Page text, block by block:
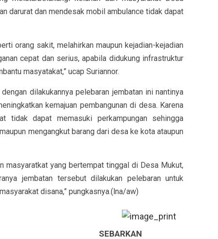
darurat dan mendesak mobil ambulance tidak dapat
orang sakit, melahirkan maupun kejadian-kejadian
cepat dan serius, apabila didukung infrastruktur
masyatakat,” ucap Suriannor.
dilakukannya pelebaran jembatan ini nantinya
kemajuan pembangunan di desa. Karena
tidak dapat memasuki perkampungan sehingga
mengangkut barang dari desa ke kota ataupun
masyaratkat yang bertempat tinggal di Desa Mukut,
jembatan tersebut dilakukan pelebaran untuk
disana,” pungkasnya.(lna/aw)
SEBARKAN